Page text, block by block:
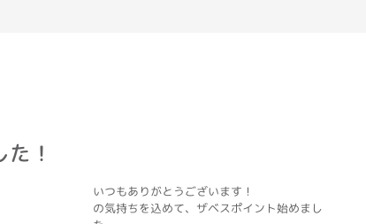
始めました！
いつもありがとうございます！
の気持ちを込めて、ザベスポイント始めまし